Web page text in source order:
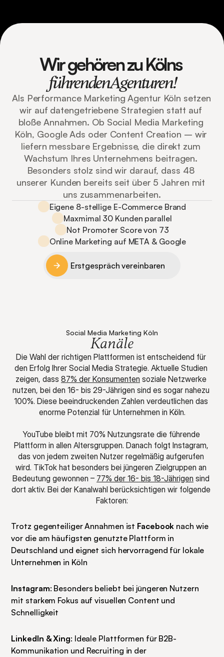
Wir gehören zu Kölns
führendenAgenturen!
Als Performance Marketing Agentur Köln setzen
wir auf datengetriebene Strategien statt auf
bloße Annahmen. Ob Social Media Marketing
Köln, Google Ads oder Content Creation – wir
liefern messbare Ergebnisse, die direkt zum
Wachstum Ihres Unternehmens beitragen.
Besonders stolz sind wir darauf, dass 48
unserer Kunden bereits seit über 5 Jahren mit
uns zusammenarbeiten.
Eigene 8-stellige E-Commerce Brand
Maxmimal 30 Kunden parallel
Not Promoter Score von 73
Online Marketing auf META & Google
Erstgespräch vereinbaren
Social Media Marketing Köln
Kanäle
Die Wahl der richtigen Plattformen ist entscheidend für
den Erfolg Ihrer Social Media Strategie. Aktuelle Studien
zeigen, dass 87% der Konsumenten soziale Netzwerke
nutzen, bei den 16- bis 29-Jährigen sind es sogar nahezu
100%. Diese beeindruckenden Zahlen verdeutlichen das
enorme Potenzial für Unternehmen in Köln.
YouTube bleibt mit 70% Nutzungsrate die führende
Plattform in allen Altersgruppen. Danach folgt Instagram,
das von jedem zweiten Nutzer regelmäßig aufgerufen
wird. TikTok hat besonders bei jüngeren Zielgruppen an
Bedeutung gewonnen – 77% der 16- bis 18-Jährigen sind
dort aktiv. Bei der Kanalwahl berücksichtigen wir folgende
Faktoren:
Trotz gegenteiliger Annahmen ist Facebook nach wie
vor die am häufigsten genutzte Plattform in
Deutschland und eignet sich hervorragend für lokale
Unternehmen in Köln
Instagram: Besonders beliebt bei jüngeren Nutzern
mit starkem Fokus auf visuellen Content und
Schnelligkeit
LinkedIn & Xing: Ideale Plattformen für B2B-
Kommunikation und Recruiting in der